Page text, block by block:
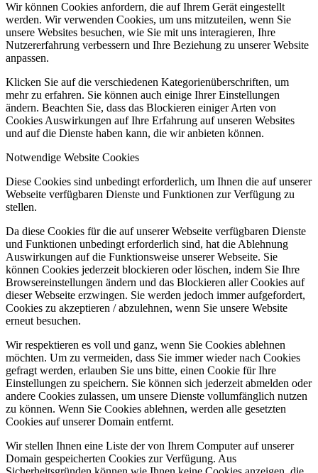
Wir können Cookies anfordern, die auf Ihrem Gerät eingestellt
werden. Wir verwenden Cookies, um uns mitzuteilen, wenn Sie
unsere Websites besuchen, wie Sie mit uns interagieren, Ihre
Nutzererfahrung verbessern und Ihre Beziehung zu unserer Website
anpassen.
Klicken Sie auf die verschiedenen Kategorienüberschriften, um
mehr zu erfahren. Sie können auch einige Ihrer Einstellungen
ändern. Beachten Sie, dass das Blockieren einiger Arten von
Cookies Auswirkungen auf Ihre Erfahrung auf unseren Websites
und auf die Dienste haben kann, die wir anbieten können.
Notwendige Website Cookies
Diese Cookies sind unbedingt erforderlich, um Ihnen die auf unserer
Webseite verfügbaren Dienste und Funktionen zur Verfügung zu
stellen.
Da diese Cookies für die auf unserer Webseite verfügbaren Dienste
und Funktionen unbedingt erforderlich sind, hat die Ablehnung
Auswirkungen auf die Funktionsweise unserer Webseite. Sie
können Cookies jederzeit blockieren oder löschen, indem Sie Ihre
Browsereinstellungen ändern und das Blockieren aller Cookies auf
dieser Webseite erzwingen. Sie werden jedoch immer aufgefordert,
Cookies zu akzeptieren / abzulehnen, wenn Sie unsere Website
erneut besuchen.
Wir respektieren es voll und ganz, wenn Sie Cookies ablehnen
möchten. Um zu vermeiden, dass Sie immer wieder nach Cookies
gefragt werden, erlauben Sie uns bitte, einen Cookie für Ihre
Einstellungen zu speichern. Sie können sich jederzeit abmelden oder
andere Cookies zulassen, um unsere Dienste vollumfänglich nutzen
zu können. Wenn Sie Cookies ablehnen, werden alle gesetzten
Cookies auf unserer Domain entfernt.
Wir stellen Ihnen eine Liste der von Ihrem Computer auf unserer
Domain gespeicherten Cookies zur Verfügung. Aus